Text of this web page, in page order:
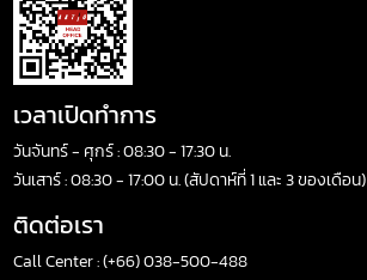
เวลาเปิดทำการ
วันจันทร์ - ศุกร์ : 08:30 - 17:30 น.
วันเสาร์ : 08:30 - 17:00 น. (สัปดาห์ที่ 1 และ 3 ของเดือน)
ติดต่อเรา
Call Center :(+66) 038-500-488